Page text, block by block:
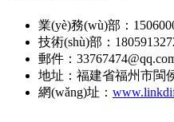
業(yè)務(wù)部：
技術(shù)部：
郵件：
地址：福建省福州市閩
網(wǎng)址：